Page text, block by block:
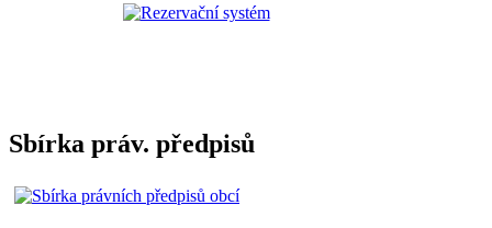
Sbírka práv. předpisů